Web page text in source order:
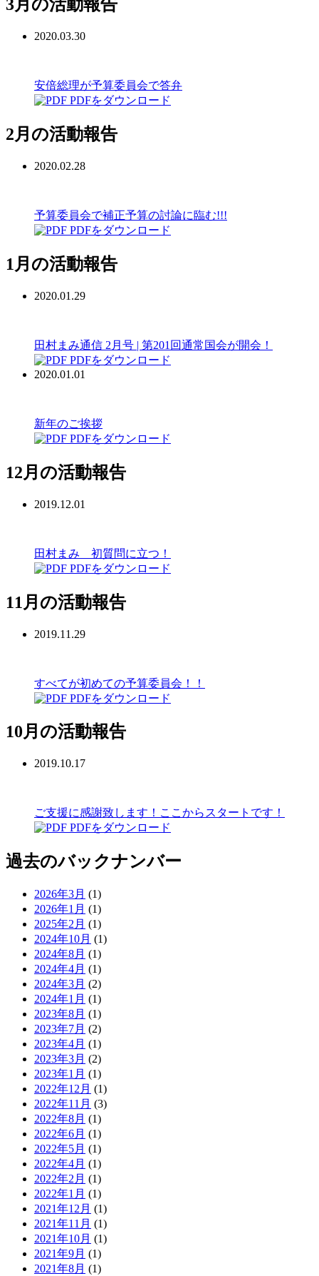
3月の活動報告
2020.03.30
安倍総理が予算委員会で答弁
PDFをダウンロード
2月の活動報告
2020.02.28
予算委員会で補正予算の討論に臨む!!!
PDFをダウンロード
1月の活動報告
2020.01.29
田村まみ通信 2月号 | 第201回通常国会が開会！
PDFをダウンロード
2020.01.01
新年のご挨拶
PDFをダウンロード
12月の活動報告
2019.12.01
田村まみ 初質問に立つ！
PDFをダウンロード
11月の活動報告
2019.11.29
すべてが初めての予算委員会！！
PDFをダウンロード
10月の活動報告
2019.10.17
ご支援に感謝致します！ここからスタートです！
PDFをダウンロード
過去のバックナンバー
2026年3月 (1)
2026年1月 (1)
2025年2月 (1)
2024年10月 (1)
2024年8月 (1)
2024年4月 (1)
2024年3月 (2)
2024年1月 (1)
2023年8月 (1)
2023年7月 (2)
2023年4月 (1)
2023年3月 (2)
2023年1月 (1)
2022年12月 (1)
2022年11月 (3)
2022年8月 (1)
2022年6月 (1)
2022年5月 (1)
2022年4月 (1)
2022年2月 (1)
2022年1月 (1)
2021年12月 (1)
2021年11月 (1)
2021年10月 (1)
2021年9月 (1)
2021年8月 (1)